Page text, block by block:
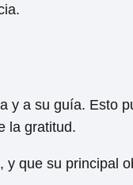
y a su guía. Esto
la gratitud.
y que su principal